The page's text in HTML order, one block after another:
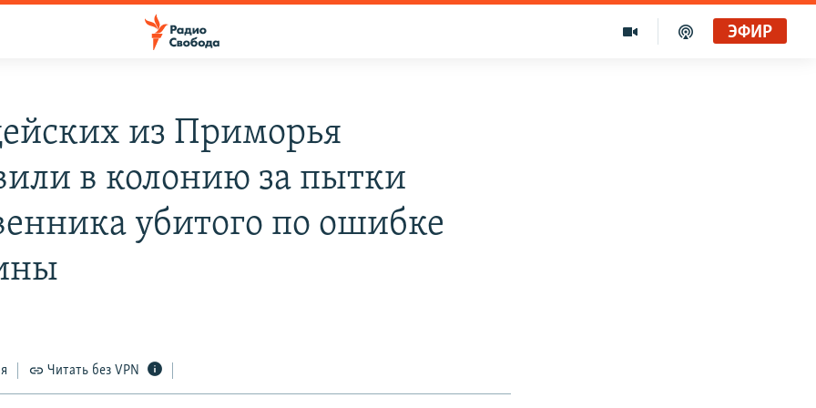
ЭФИР
из Приморья
в колонию за пытки
убитого по ошибке
Читать без VPN